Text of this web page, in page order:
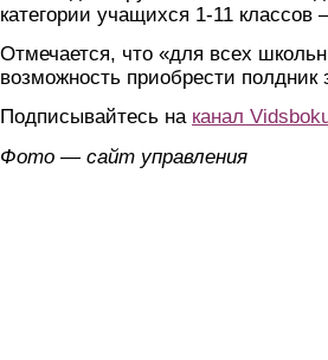
категории учащихся 1-11
Отмечается, что «для всех
возможность приобрести полдник
Подписывайтесь на канал
Фото — сайт управления